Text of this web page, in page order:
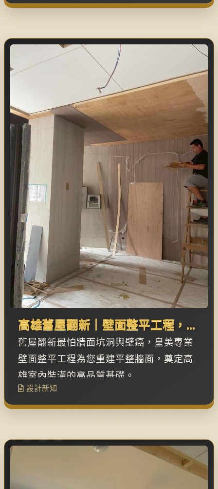
高雄舊屋翻新｜壁面整平工程，高
品質裝潢的基礎
舊屋翻新最怕牆面坑洞與壁癌，皇美專業
壁面整平工程為您重建平整牆面，奠定高
雄室內裝潢的高品質基礎。
設計新知